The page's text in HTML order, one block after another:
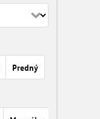
Predný